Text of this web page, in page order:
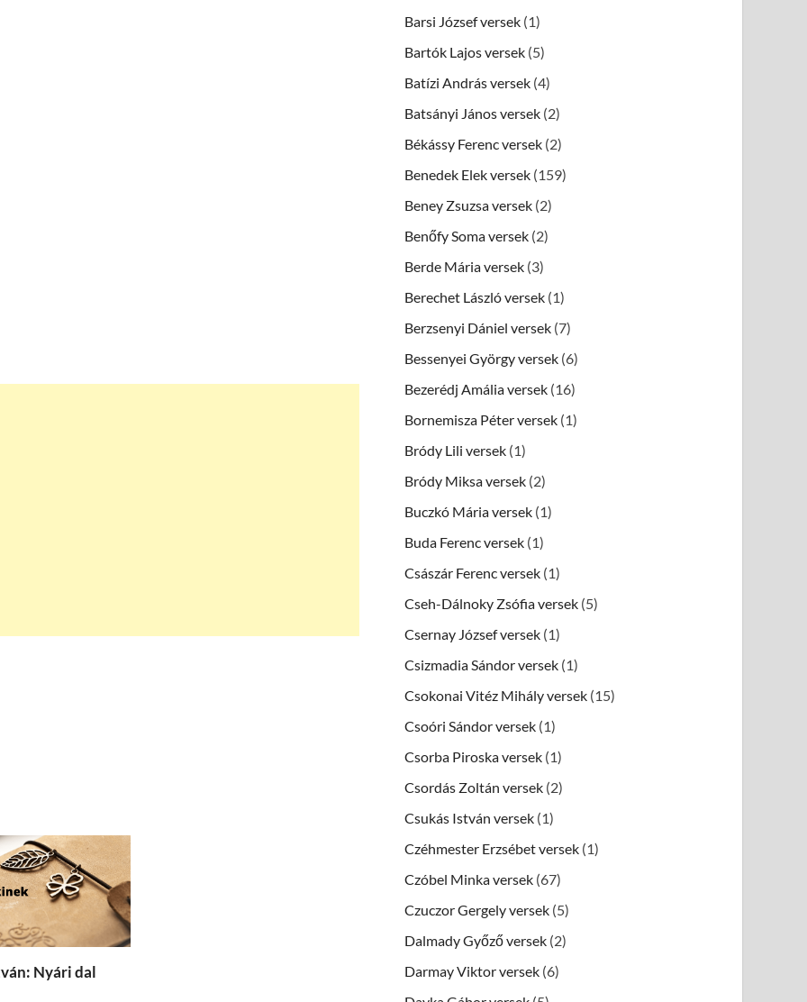
Nyári dal
Barsi József versek (1)
Bartók Lajos versek (5)
Batízi András versek (4)
Batsányi János versek (2)
Békássy Ferenc versek (2)
Benedek Elek versek (159)
Beney Zsuzsa versek (2)
Benőfy Soma versek (2)
Berde Mária versek (3)
Berechet László versek (1)
Berzsenyi Dániel versek (7)
Bessenyei György versek (6)
Bezerédj Amália versek (16)
Bornemisza Péter versek (1)
Bródy Lili versek (1)
Bródy Miksa versek (2)
Buczkó Mária versek (1)
Buda Ferenc versek (1)
Császár Ferenc versek (1)
Cseh-Dálnoky Zsófia versek (5)
Csernay József versek (1)
Csizmadia Sándor versek (1)
Csokonai Vitéz Mihály versek (15)
Csoóri Sándor versek (1)
Csorba Piroska versek (1)
Csordás Zoltán versek (2)
Csukás István versek (1)
Czéhmester Erzsébet versek (1)
Czóbel Minka versek (67)
Czuczor Gergely versek (5)
Dalmady Győző versek (2)
Darmay Viktor versek (6)